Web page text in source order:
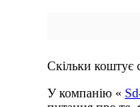
Скільки коштує
У компанію «